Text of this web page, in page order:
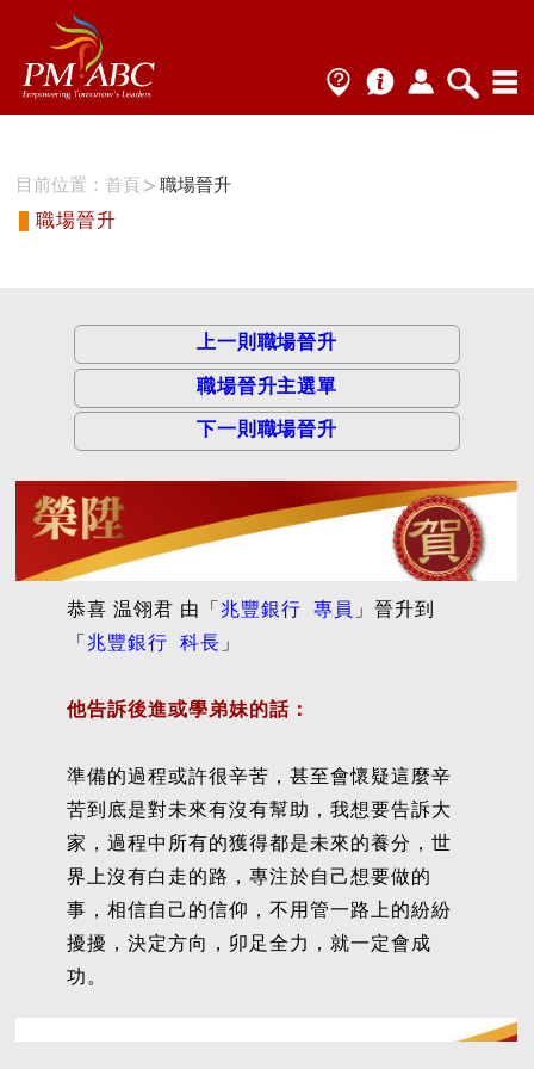
目前位置：首頁
職場晉升
職場晉升
上一則職場晉升
職場晉升主選單
下一則職場晉升
恭喜 温翎君 由「 兆豐銀行 專員 」晉升到
「 兆豐銀行 科長 」
他告訴後進或學弟妹的話：
準備的過程或許很辛苦，甚至會懷疑這麼辛
苦到底是對未來有沒有幫助，我想要告訴大
家，過程中所有的獲得都是未來的養分，世
界上沒有白走的路，專注於自己想要做的
事，相信自己的信仰，不用管一路上的紛紛
擾擾，決定方向，卯足全力，就一定會成
功。